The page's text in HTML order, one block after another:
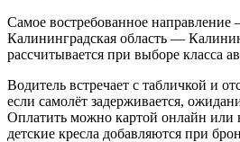
Самое востребованное направление
Калининградская область —
рассчитывается при выборе класса
Водитель встречает с табличкой и
если самолёт задерживается,
Оплатить можно картой онлайн
детские кресла добавляются при